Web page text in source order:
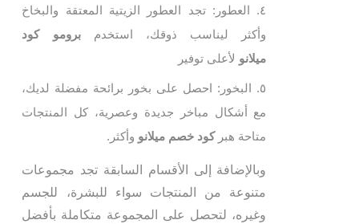
العطور: تجد العطور الزيتية المعتقة والبخاخ
وأكثر ليناسب ذوقك، استخدمبرومو كود
ميلانو لأعلى توفير
البخور: احصل على بخور برائحة مفضلة لديك،
مع أشكال مباخر جديدة وعصرية، كل المنتجات
متاحة هبركود خصم ميلانو وأكثر.
وبالإضافة إلى الأقسام السابقة تجد مجموعات
متنوعة من المنتجات سواء للبشرة، للجسم
وغيره، لتحصل على المجموعة متكاملة بأفضل